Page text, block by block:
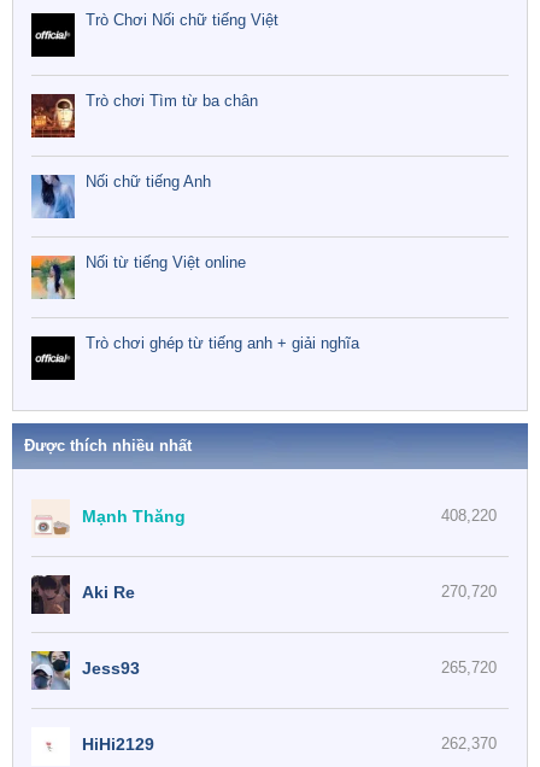
Trò Chơi Nối chữ tiếng Việt
Trò chơi Tìm từ ba chân
Nối chữ tiếng Anh
Nối từ tiếng Việt online
Trò chơi ghép từ tiếng anh + giải nghĩa
Được thích nhiều nhất
408,220
Mạnh Thăng
270,720
Aki Re
265,720
Jess93
262,370
HiHi2129